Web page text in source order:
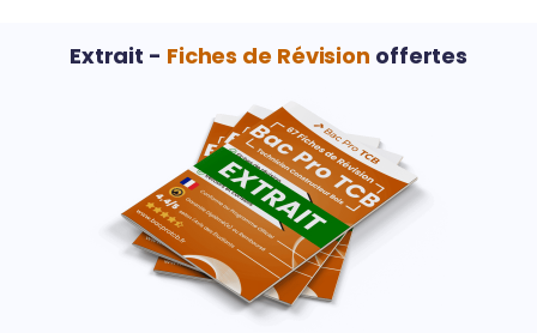
Extrait - Fiches de Révision offertes